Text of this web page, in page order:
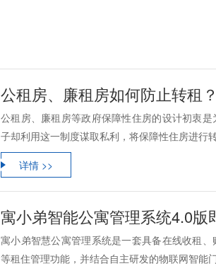
公租房、廉租房如何防止转租？
公租房、廉租房等政府保障性住房的设计初衷
子却利用这一制度谋取私利，将保障性住房进行
详情 >>
寓小弟智能公寓管理系统4.0版
寓小弟智慧公寓管理系统是一套具备在线收租
等租住管理功能，并结合自主研发的物联网智能